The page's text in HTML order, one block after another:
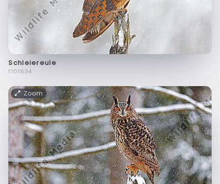
Schleiereule
f101634
Zoom